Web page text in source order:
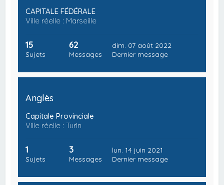
CAPITALE FÉDÉRALE
Ville réelle : Marseille
15
Sujets
62
Messages
dim. 07 août 2022
Dernier message
Anglès
Capitale Provinciale
Ville réelle : Turin
1
Sujets
3
Messages
lun. 14 juin 2021
Dernier message